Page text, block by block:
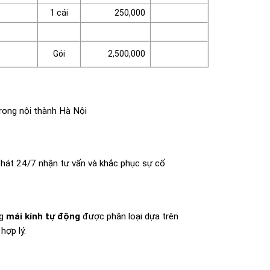
1 cái 250,000
Gói 2,500,000
nội thành Hà Nội
24/7 nhận tư vấn và khắc phục sự cố
mái kính tự động được phân loại dựa trên
lý.